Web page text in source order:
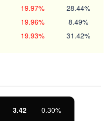
19.97% 28.44%
19.96% 8.49%
19.93% 31.42%
3.42 0.30%